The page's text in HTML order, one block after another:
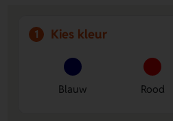
promotiemateriaal of geschenk!
Voordelen van de
gerecyclede ijskrabber
1 Kies kleur
Blauw Rood